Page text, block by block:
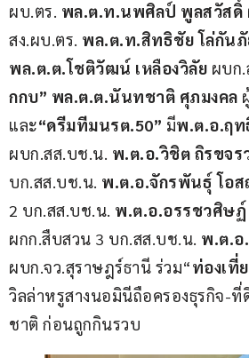
ผบ.ตร. พล.ต.ท.นพศิลป์ พูลสวัสดิ์
สง.ผบ.ตร. พล.ต.ท.สิทธิชัย โล่กัน
พล.ต.ต.โชติวัฒน์ เหลืองวิลัย ผบก
กกบ” พล.ต.ต.นันทชาติ ศุภมงคล
และ“ดรีมทีมนรต.50” มีพ.ต.อ.ฤท
ผบก.สส.บช.น. พ.ต.อ.วิชิต ถิรขจร
บก.สส.บช.น. พ.ต.อ.จักรพันธุ์ โอส
2 บก.สส.บช.น. พ.ต.อ.อรรชวศิษ
ผกก.สืบสวน 3 บก.สส.บช.น. พ.ต.อ
ผบก.จว.สุราษฎร์ธานี ร่วม“ท่องเที่
วิลล่าหรูสางนอมินีถือครองธุรกิจ-
ชาติ ก่อนถูกกินรวบ